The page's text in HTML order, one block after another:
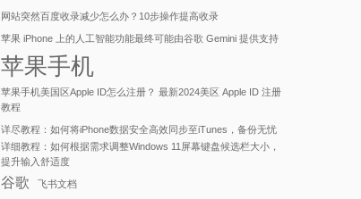
网站突然百度收录减少怎么办？10步操作提高收录
苹果 iPhone 上的人工智能功能最终可能由谷歌 Gemini 提供支持
苹果手机
苹果手机美国区Apple ID怎么注册？ 最新2024美区 Apple ID 注册
教程
详尽教程：如何将iPhone数据安全高效同步至iTunes，备份无忧
详细教程：如何根据需求调整Windows 11屏幕键盘候选栏大小，
提升输入舒适度
谷歌 飞书文档